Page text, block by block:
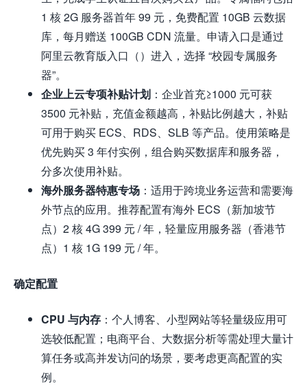
1 核 2G 服务器首年 99 元，免费配置 10GB 云数据
库，每月赠送 100GB CDN 流量。申请入口是通过
阿里云教育版入口（）进入，选择 “校园专属服务
器”。
企业上云专项补贴计划 ：企业首充≥1000 元可获
3500 元补贴，充值金额越高，补贴比例越大，补贴
可用于购买 ECS、RDS、SLB 等产品。使用策略是
优先购买 3 年付实例，组合购买数据库和服务器，
分多次使用补贴。
海外服务器特惠专场 ：适用于跨境业务运营和需要海
外节点的应用。推荐配置有海外 ECS（新加坡节
点）2 核 4G 399 元 / 年，轻量应用服务器（香港节
点）1 核 1G 199 元 / 年。
确定配置
CPU 与内存 ：个人博客、小型网站等轻量级应用可
选较低配置；电商平台、大数据分析等需处理大量计
算任务或高并发访问的场景，要考虑更高配置的实
例。